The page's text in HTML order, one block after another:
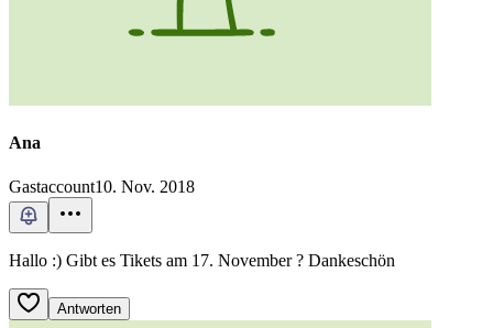
Ana
Gastaccount10. Nov. 2018
Hallo :) Gibt es Tikets am 17. November ? Dankeschön
Antworten